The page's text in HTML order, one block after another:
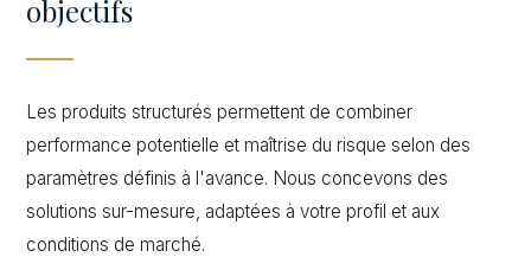
objectifs
Les produits structurés permettent de combiner
performance potentielle et maîtrise du risque selon des
paramètres définis à l'avance. Nous concevons des
solutions sur-mesure, adaptées à votre profil et aux
conditions de marché.